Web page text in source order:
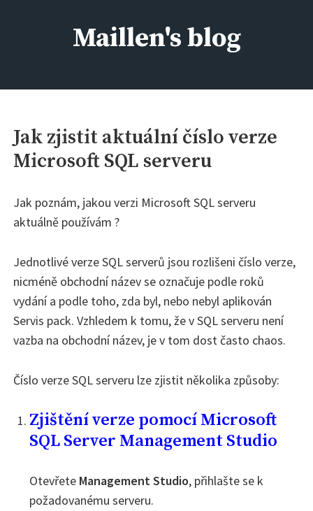
Maillen's blog
Jak zjistit aktuální číslo verze
Microsoft SQL serveru
Jak poznám, jakou verzi Microsoft SQL serveru
aktuálně používám ?
Jednotlivé verze SQL serverů jsou rozlišeni číslo verze,
nicméně obchodní název se označuje podle roků
vydání a podle toho, zda byl, nebo nebyl aplikován
Servis pack. Vzhledem k tomu, že v SQL serveru není
vazba na obchodní název, je v tom dost často chaos.
Číslo verze SQL serveru lze zjistit několika způsoby:
Zjištění verze pomocí Microsoft
SQL Server Management Studio
Otevřete Management Studio, přihlašte se k
požadovanému serveru.